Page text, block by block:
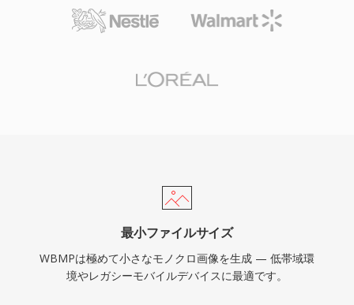
最小ファイルサイズ
WBMPは極めて小さなモノクロ画像を生成 — 低帯域環
境やレガシーモバイルデバイスに最適です。